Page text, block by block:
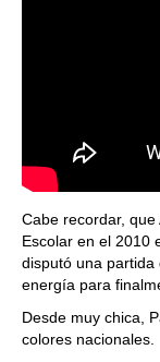
Cabe recordar,
Escolar en el 2010
disputó una partida
energía para
Desde muy chica,
colores nacionales.